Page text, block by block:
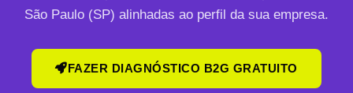
São Paulo (SP) alinhadas ao perfil da sua empresa.
FAZER DIAGNÓSTICO B2G GRATUITO